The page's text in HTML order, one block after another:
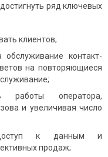
ряд ключевых
клиентов;
контакт-
на повторяющиеся
работы оператора,
и увеличивая число
доступ к данным и
продаж;